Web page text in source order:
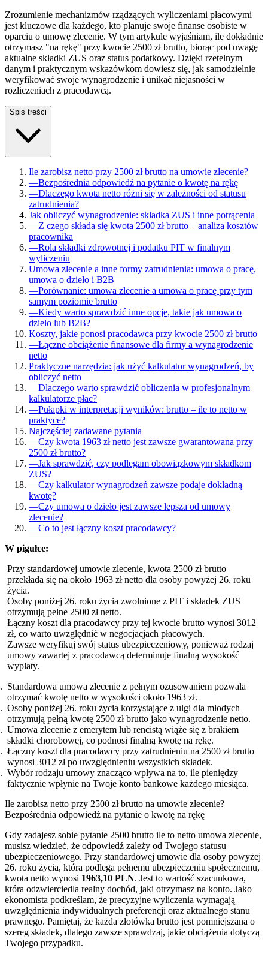
Zrozumienie mechanizmów rządzących wyliczeniami płacowymi
jest kluczowe dla każdego, kto planuje swoje finanse osobiste w
oparciu o umowę zlecenie. W tym artykule wyjaśniam, ile dokładnie
otrzymasz "na rękę" przy kwocie 2500 zł brutto, biorąc pod uwagę
aktualne składki ZUS oraz status podatkowy. Dzięki rzetelnym
danym i praktycznym wskazówkom dowiesz się, jak samodzielnie
weryfikować swoje wynagrodzenie i unikać niejasności w
rozliczeniach z pracodawcą.
Spis treści
Ile zarobisz netto przy 2500 zł brutto na umowie zlecenie?
—Bezpośrednia odpowiedź na pytanie o kwotę na rękę
—Dlaczego kwota netto różni się w zależności od statusu
zatrudnienia?
Jak obliczyć wynagrodzenie: składka ZUS i inne potrącenia
—Z czego składa się kwota 2500 zł brutto – analiza kosztów
pracownika
—Rola składki zdrowotnej i podatku PIT w finalnym
wyliczeniu
Umowa zlecenie a inne formy zatrudnienia: umowa o pracę,
umowa o dzieło i B2B
—Porównanie: umowa zlecenie a umowa o pracę przy tym
samym poziomie brutto
—Kiedy warto sprawdzić inne opcje, takie jak umowa o
dzieło lub B2B?
Koszty, jakie ponosi pracodawca przy kwocie 2500 zł brutto
—Łączne obciążenie finansowe dla firmy a wynagrodzenie
netto
Praktyczne narzędzia: jak użyć kalkulator wynagrodzeń, by
obliczyć netto
—Dlaczego warto sprawdzić obliczenia w profesjonalnym
kalkulatorze płac?
—Pułapki w interpretacji wyników: brutto – ile to netto w
praktyce?
Najczęściej zadawane pytania
—Czy kwota 1963 zł netto jest zawsze gwarantowana przy
2500 zł brutto?
—Jak sprawdzić, czy podlegam obowiązkowym składkom
ZUS?
—Czy kalkulator wynagrodzeń zawsze podaje dokładną
kwotę?
—Czy umowa o dzieło jest zawsze lepsza od umowy
zlecenie?
—Co to jest łączny koszt pracodawcy?
W pigułce:
Przy standardowej umowie zlecenie, kwota 2500 zł brutto
przekłada się na około 1963 zł netto dla osoby powyżej 26. roku
życia.
Osoby poniżej 26. roku życia zwolnione z PIT i składek ZUS
otrzymują pełne 2500 zł netto.
Łączny koszt dla pracodawcy przy tej kwocie brutto wynosi 3012
zł, co warto uwzględnić w negocjacjach płacowych.
Zawsze weryfikuj swój status ubezpieczeniowy, ponieważ rodzaj
umowy zawartej z pracodawcą determinuje finalną wysokość
wypłaty.
Standardowa umowa zlecenie z pełnym ozusowaniem pozwala
otrzymać kwotę netto w wysokości około 1963 zł.
Osoby poniżej 26. roku życia korzystające z ulgi dla młodych
otrzymują pełną kwotę 2500 zł brutto jako wynagrodzenie netto.
Umowa zlecenie z emerytem lub rencistą wiąże się z brakiem
składki chorobowej, co podnosi finalną kwotę na rękę.
Łączny koszt dla pracodawcy przy zatrudnieniu na 2500 zł brutto
wynosi 3012 zł po uwzględnieniu wszystkich składek.
Wybór rodzaju umowy znacząco wpływa na to, ile pieniędzy
faktycznie wpłynie na Twoje konto bankowe każdego miesiąca.
Ile zarobisz netto przy 2500 zł brutto na umowie zlecenie?
Bezpośrednia odpowiedź na pytanie o kwotę na rękę
Gdy zadajesz sobie pytanie 2500 brutto ile to netto umowa zlecenie,
musisz wiedzieć, że odpowiedź zależy od Twojego statusu
ubezpieczeniowego. Przy standardowej umowie dla osoby powyżej
26. roku życia, która podlega pełnemu ubezpieczeniu społecznemu,
kwota netto wynosi 1963,10 PLN. Jest to wartość szacunkowa,
która odzwierciedla realny dochód, jaki otrzymasz na konto. Jako
ekonomista podkreślam, że precyzyjne wyliczenia wymagają
uwzględnienia indywidualnych preferencji oraz aktualnego stanu
prawnego. Pamiętaj, że każda złotówka brutto jest pomniejszana o
szereg składek, dlatego zawsze sprawdzaj, jakie obciążenia dotyczą
Twojego przypadku.